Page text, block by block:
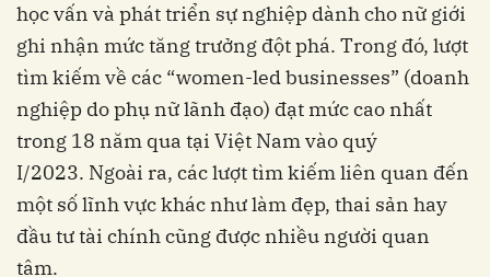
học vấn và phát triển sự nghiệp dành cho nữ giới
ghi nhận mức tăng trưởng đột phá. Trong đó, lượt
tìm kiếm về các “women-led businesses” (doanh
nghiệp do phụ nữ lãnh đạo) đạt mức cao nhất
trong 18 năm qua tại Việt Nam vào quý
I/2023. Ngoài ra, các lượt tìm kiếm liên quan đến
một số lĩnh vực khác như làm đẹp, thai sản hay
đầu tư tài chính cũng được nhiều người quan
tâm.